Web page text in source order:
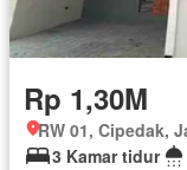
Rp 1,30M
3 Kamar tidur